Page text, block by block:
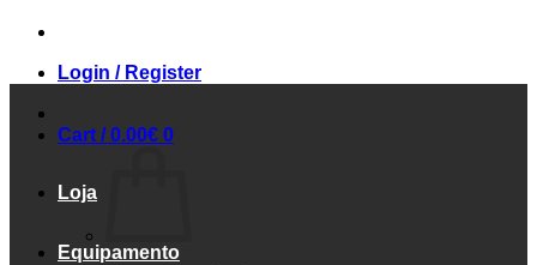
Login / Register
Cart /0.00€ 0
Loja
Equipamento